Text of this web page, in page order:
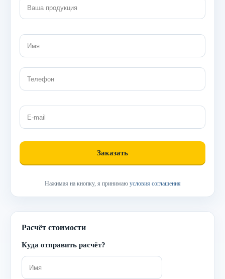
Нажимая на кнопку, я принимаю условия соглашения
Расчёт стоимости
Куда отправить расчёт?